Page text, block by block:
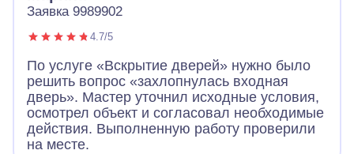
Заявка 9989902
4.7/5
По услуге «Вскрытие дверей» нужно было
решить вопрос «захлопнулась входная
дверь». Мастер уточнил исходные условия,
осмотрел объект и согласовал необходимые
действия. Выполненную работу проверили
на месте.